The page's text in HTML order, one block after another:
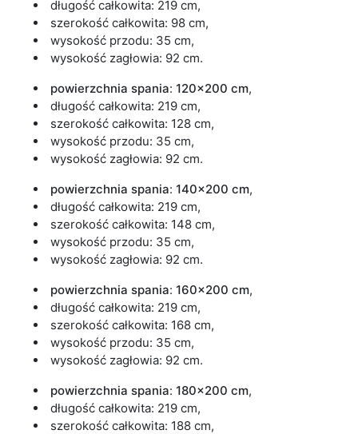
długość całkowita: 219 cm,
szerokość całkowita: 98 cm,
wysokość przodu: 35 cm,
wysokość zagłowia: 92 cm.
powierzchnia spania: 120x200 cm,
długość całkowita: 219 cm,
szerokość całkowita: 128 cm,
wysokość przodu: 35 cm,
wysokość zagłowia: 92 cm.
powierzchnia spania: 140x200 cm,
długość całkowita: 219 cm,
szerokość całkowita: 148 cm,
wysokość przodu: 35 cm,
wysokość zagłowia: 92 cm.
powierzchnia spania: 160x200 cm,
długość całkowita: 219 cm,
szerokość całkowita: 168 cm,
wysokość przodu: 35 cm,
wysokość zagłowia: 92 cm.
powierzchnia spania: 180x200 cm,
długość całkowita: 219 cm,
szerokość całkowita: 188 cm,